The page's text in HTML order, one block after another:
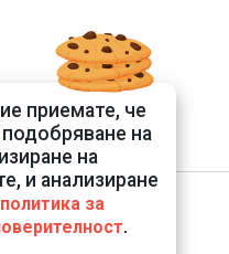
приемате, че
подобряване на
на
и анализиране
политика за
.